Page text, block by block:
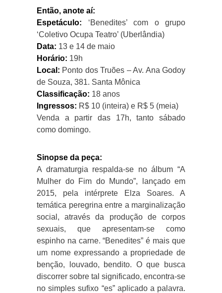
Então, anote aí:
Espetáculo: ‘Benedites’ com o grupo
‘Coletivo Ocupa Teatro’ (Uberlândia)
Data: 13 e 14 de maio
Horário: 19h
Local: Ponto dos Truões – Av. Ana Godoy
de Souza, 381. Santa Mônica
Classificação: 18 anos
Ingressos: R$ 10 (inteira) e R$ 5 (meia)
Venda a partir das 17h, tanto sábado
como domingo.
Sinopse da peça:
A dramaturgia respalda-se no álbum “A
Mulher do Fim do Mundo”, lançado em
2015, pela intérprete Elza Soares. A
temática peregrina entre a marginalização
social, através da produção de corpos
sexuais, que apresentam-se como
espinho na carne. “Benedites” é mais que
um nome expressando a propriedade de
benção, louvado, bendito. O que busca
discorrer sobre tal significado, encontra-se
no simples sufixo “es” aplicado a palavra.